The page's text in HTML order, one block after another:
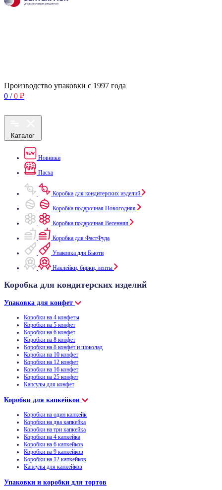
Производство упаковки с 1997 года
0 / 0 ₽
Каталог
Новинки
Пасха
Коробка для кондитерских изделий
Коробка подарочная Новогодняя
Коробка подарочная Весенняя
Коробка для ФастФуда
Упаковка для Бьюти
Наклейки, бирки, ленты
Коробка для кондитерских изделий
Упаковка для конфет
Коробки на 4 конфеты
Коробки на 5 конфет
Коробки на 6 конфет
Коробки на 8 конфет
Коробки на 8 конфет и шоколад
Коробки на 10 конфет
Коробки на 12 конфет
Коробки на 16 конфет
Коробки на 25 конфет
Капсулы для конфет
Коробки для капкейков
Коробки на один капкейк
Коробки на два капкейка
Коробки на три капкейка
Коробки на 4 капкейка
Коробки на 6 капкейков
Коробки на 9 капкейков
Коробки на 12 капкейков
Капсулы для капкейков
Упаковки и коробки для тортов